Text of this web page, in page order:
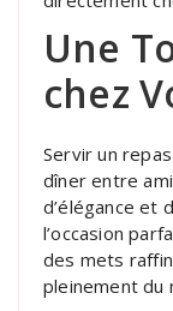
Une
chez
Servir un
dîner entre
d’élégance et
l’occasion
des mets
pleinement du